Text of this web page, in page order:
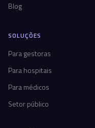
Blog
SOLUÇÕES
Para gestoras
Para hospitais
Para médicos
Setor público